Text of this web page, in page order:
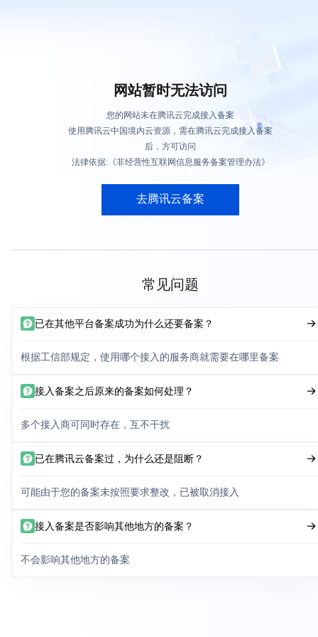
网站暂时无法访问
您的网站未在腾讯云完成接入备案
使用腾讯云中国境内云资源，需在腾讯云完成接入备案
后，方可访问
法律依据:《非经营性互联网信息服务备案管理办法》
去腾讯云备案
常见问题
已在其他平台备案成功为什么还要备案？
根据工信部规定，使用哪个接入的服务商就需要在哪里备案
接入备案之后原来的备案如何处理？
多个接入商可同时存在，互不干扰
已在腾讯云备案过，为什么还是阻断？
可能由于您的备案未按照要求整改，已被取消接入
接入备案是否影响其他地方的备案？
不会影响其他地方的备案